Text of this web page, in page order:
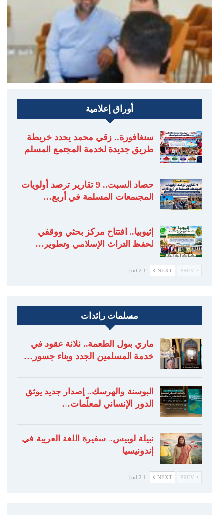
أوراق إعلامية
سنغافورة.. زقي محمد يحدد خريطة
طريق جديدة لخدمة المجتمع المسلم
حصاد السبت.. 9 تقارير ترصد أولويات
المجتمعات المسلمة في أربع…
إثيوبيا.. افتتاح مركز بحثي ووقفي
لحفظ التراث الإسلامي وتطوير…
NEXT
1 od 2 |
مسلمات رائدات
ماري بتول الطعمة.. ثلاثة عقود في
خدمة المسلمين الجدد وبناء جسور…
البوسنة والهرسك.. إصدار جديد يوثق
الدور الإنساني لمعلّمات…
نبيلة لوبيس.. سفيرة اللغة العربية في
إندونيسيا
NEXT
1 od 2 |